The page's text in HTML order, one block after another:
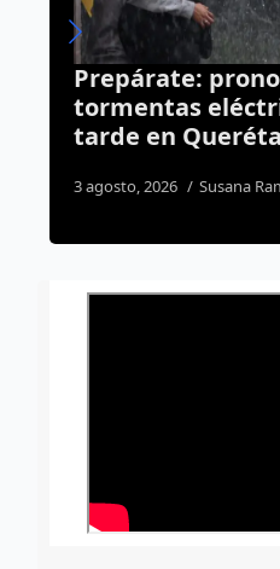
Crece la
Marqués;
secundarias